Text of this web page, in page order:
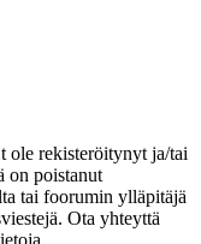
ole rekisteröitynyt ja/tai
on poistanut
tai foorumin ylläpitäjä
Ota yhteyttä